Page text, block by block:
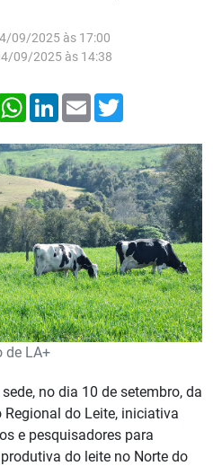
09/2025 às 17:00
09/2025 às 14:38
WhatsApp
LinkedIn
Email
de LA+
no dia 10 de setembro, da
do Leite, iniciativa
e pesquisadores para
do leite no Norte do